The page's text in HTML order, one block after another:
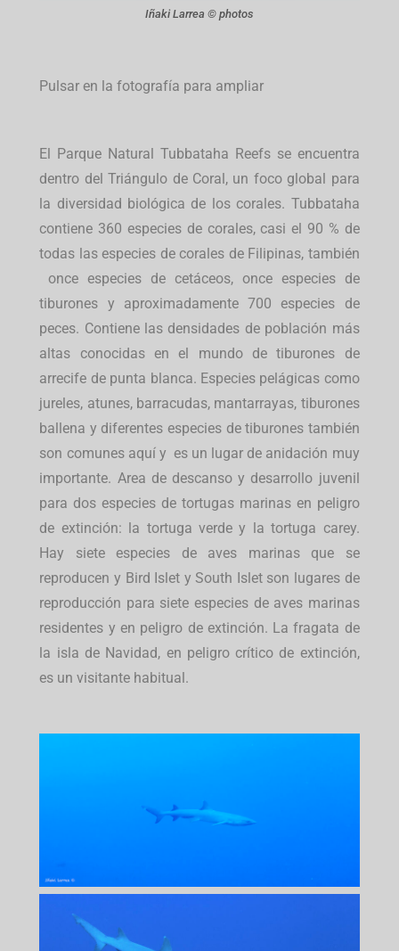
Iñaki Larrea © photos
Pulsar en la fotografía para ampliar
El Parque Natural Tubbataha Reefs se encuentra
dentro del Triángulo de Coral, un foco global para
la diversidad biológica de los corales. Tubbataha
contiene 360 especies de corales, casi el 90 % de
todas las especies de corales de Filipinas, también
once especies de cetáceos, once especies de
tiburones y aproximadamente 700 especies de
peces. Contiene las densidades de población más
altas conocidas en el mundo de tiburones de
arrecife de punta blanca. Especies pelágicas como
jureles, atunes, barracudas, mantarrayas, tiburones
ballena y diferentes especies de tiburones también
son comunes aquí y es un lugar de anidación muy
importante. Area de descanso y desarrollo juvenil
para dos especies de tortugas marinas en peligro
de extinción: la tortuga verde y la tortuga carey.
Hay siete especies de aves marinas que se
reproducen y Bird Islet y South Islet son lugares de
reproducción para siete especies de aves marinas
residentes y en peligro de extinción. La fragata de
la isla de Navidad, en peligro crítico de extinción,
es un visitante habitual.